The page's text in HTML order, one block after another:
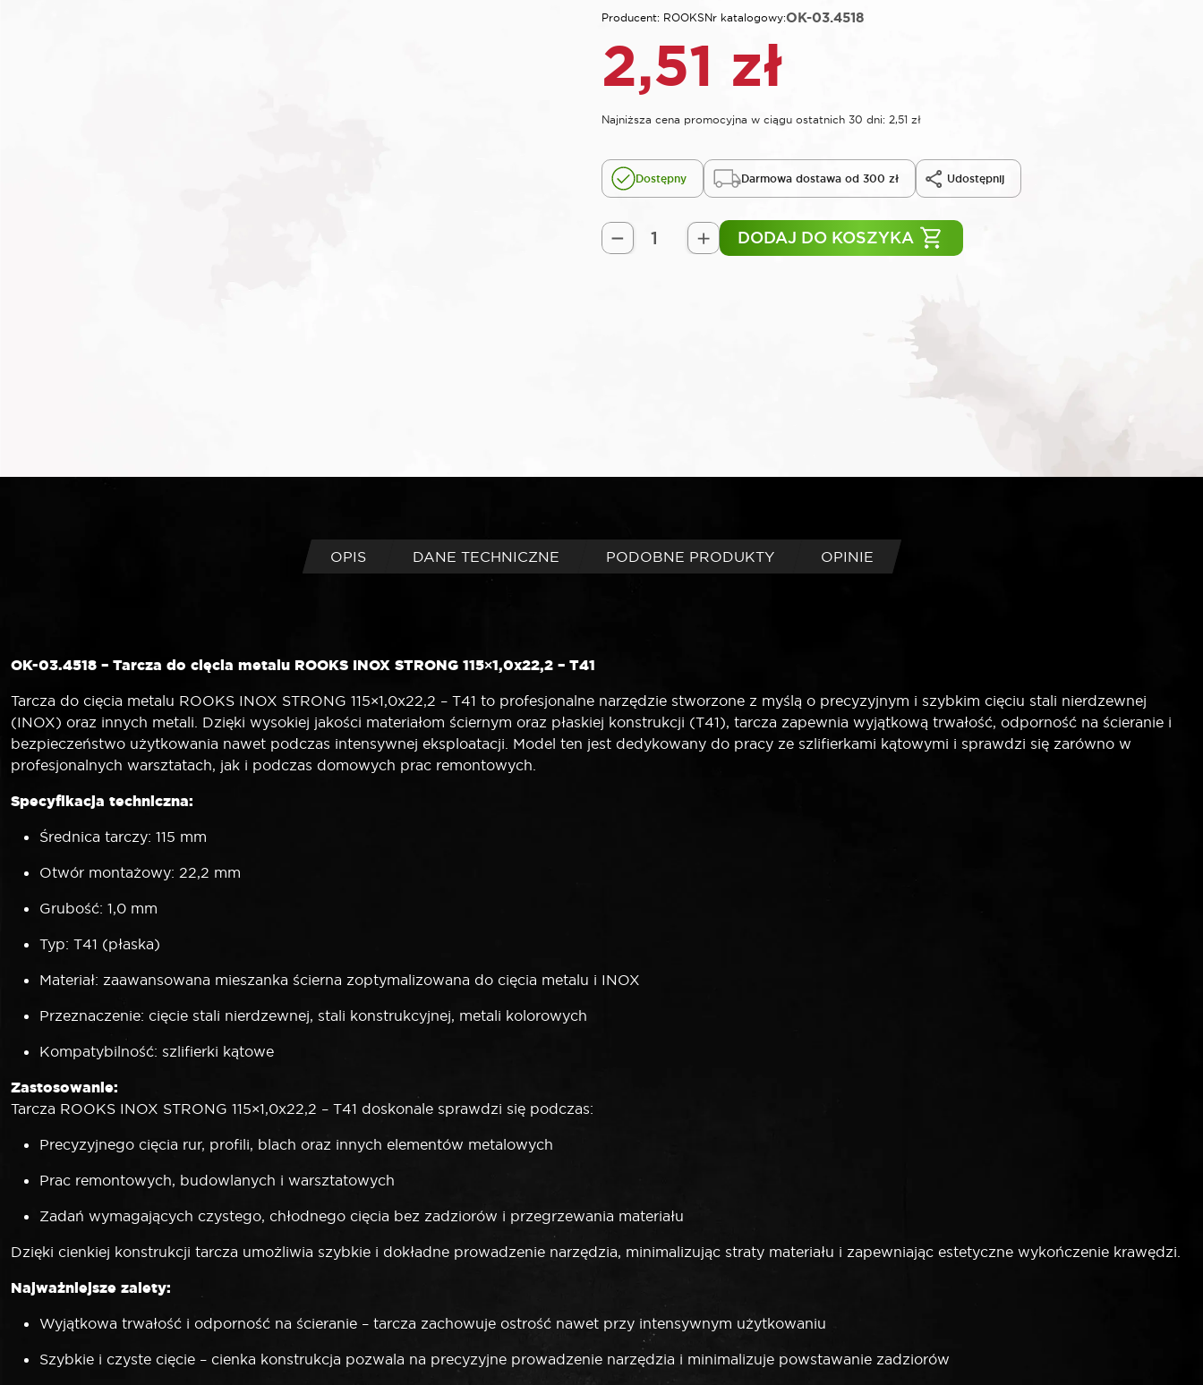
Producent: ROOKSNr katalogowy:OK-03.4518
2,51 zł
Najniższa cena promocyjna w ciągu ostatnich 30 dni: 2,51 zł
Dostępny Darmowa dostawa od 300 zł Udostępnij
ilość
DODAJ DO KOSZYKA
OPIS DANE TECHNICZNE PODOBNE PRODUKTY OPINIE
OK-03.4518 – Tarcza do cięcia metalu ROOKS INOX STRONG 115×1,0x22,2 – T41
Tarcza do cięcia metalu ROOKS INOX STRONG 115×1,0x22,2 – T41 to profesjonalne narzędzie stworzone z myślą o precyzyjnym i szybkim cięciu stali nierdzewnej
(INOX) oraz innych metali. Dzięki wysokiej jakości materiałom ściernym oraz płaskiej konstrukcji (T41), tarcza zapewnia wyjątkową trwałość, odporność na ścieranie i
bezpieczeństwo użytkowania nawet podczas intensywnej eksploatacji. Model ten jest dedykowany do pracy ze szlifierkami kątowymi i sprawdzi się zarówno w
profesjonalnych warsztatach, jak i podczas domowych prac remontowych.
Specyfikacja techniczna:
Średnica tarczy: 115 mm
Otwór montażowy: 22,2 mm
Grubość: 1,0 mm
Typ: T41 (płaska)
Materiał: zaawansowana mieszanka ścierna zoptymalizowana do cięcia metalu i INOX
Przeznaczenie: cięcie stali nierdzewnej, stali konstrukcyjnej, metali kolorowych
Kompatybilność: szlifierki kątowe
Zastosowanie:
Tarcza ROOKS INOX STRONG 115×1,0x22,2 – T41 doskonale sprawdzi się podczas:
Precyzyjnego cięcia rur, profili, blach oraz innych elementów metalowych
Prac remontowych, budowlanych i warsztatowych
Zadań wymagających czystego, chłodnego cięcia bez zadziorów i przegrzewania materiału
Dzięki cienkiej konstrukcji tarcza umożliwia szybkie i dokładne prowadzenie narzędzia, minimalizując straty materiału i zapewniając estetyczne wykończenie krawędzi.
Najważniejsze zalety:
Wyjątkowa trwałość i odporność na ścieranie – tarcza zachowuje ostrość nawet przy intensywnym użytkowaniu
Szybkie i czyste cięcie – cienka konstrukcja pozwala na precyzyjne prowadzenie narzędzia i minimalizuje powstawanie zadziorów